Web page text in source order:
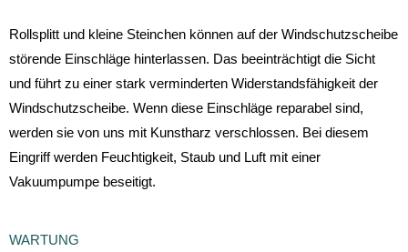
Rollsplitt und kleine Steinchen können auf der Windschutzscheibe
störende Einschläge hinterlassen. Das beeinträchtigt die Sicht
und führt zu einer stark verminderten Widerstandsfähigkeit der
Windschutzscheibe. Wenn diese Einschläge reparabel sind,
werden sie von uns mit Kunstharz verschlossen. Bei diesem
Eingriff werden Feuchtigkeit, Staub und Luft mit einer
Vakuumpumpe beseitigt.
WARTUNG